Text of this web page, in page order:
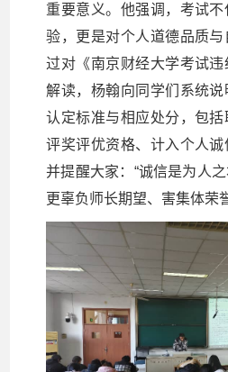
重要意义。他强调，考试
验，更是对个人道德品质
过对《南京财经大学考试
解读，杨翰向同学们系统
认定标准与相应处分，包
评奖评优资格、计入个人诚
并提醒大家：“诚信是为人
更辜负师长期望、害集体荣